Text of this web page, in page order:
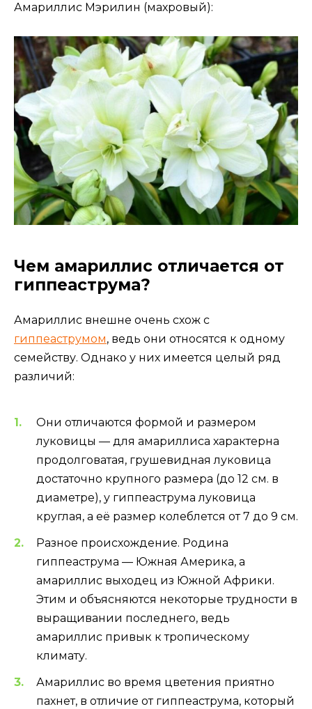
Амариллис Мэрилин (махровый):
Чем амариллис отличается от
гиппеаструма?
Амариллис внешне очень схож с
гиппеаструмом, ведь они относятся к одному
семейству. Однако у них имеется целый ряд
различий:
Они отличаются формой и размером
луковицы — для амариллиса характерна
продолговатая, грушевидная луковица
достаточно крупного размера (до 12 см. в
диаметре), у гиппеаструма луковица
круглая, а её размер колеблется от 7 до 9 см.
Разное происхождение. Родина
гиппеаструма — Южная Америка, а
амариллис выходец из Южной Африки.
Этим и объясняются некоторые трудности в
выращивании последнего, ведь
амариллис привык к тропическому
климату.
Амариллис во время цветения приятно
пахнет, в отличие от гиппеаструма, который